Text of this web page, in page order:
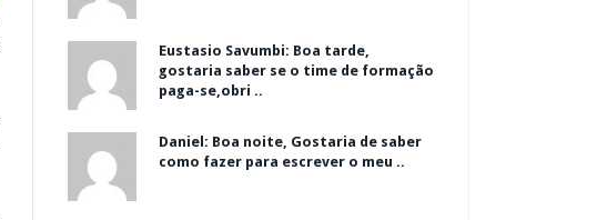
Eustasio Savumbi: Boa tarde,
gostaria saber se o time de formação
paga-se,obri ..
Daniel: Boa noite, Gostaria de saber
como fazer para escrever o meu ..